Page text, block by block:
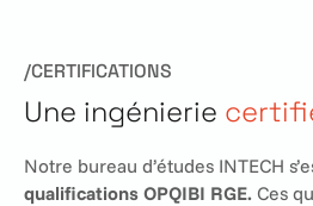
/CERTIFICATIONS
Une ingénierie
Notre bureau d’études INTECH
qualifications OPQIBI RGE. Ces